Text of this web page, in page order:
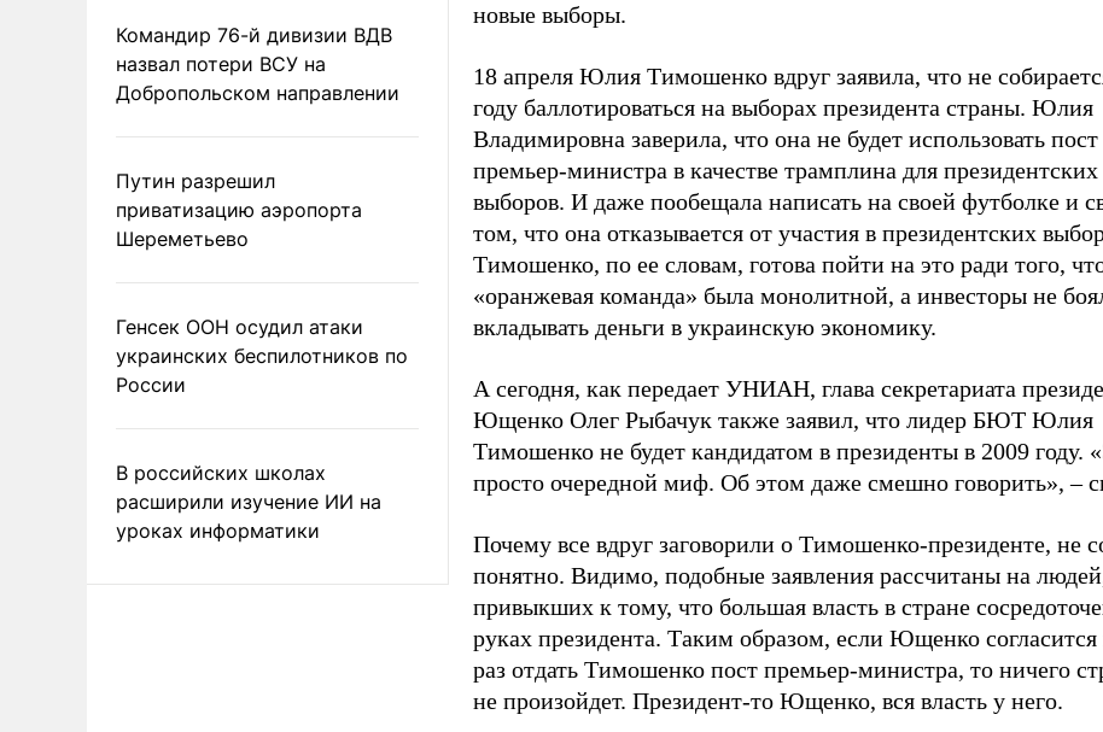
Командир 76-й дивизии ВДВ
назвал потери ВСУ на
Добропольском направлении
Путин разрешил
приватизацию аэропорта
Шереметьево
Генсек ООН осудил атаки
украинских беспилотников по
России
В российских школах
расширили изучение ИИ на
уроках информатики
новые выборы.
18 апреля Юлия Тимошенко вдруг заявила, что не
году баллотироваться на выборах президента страны. Юлия
Владимировна заверила, что она не будет использовать пост
премьер-министра в качестве трамплина для президентских
выборов. И даже пообещала написать на своей футболке и
том, что она отказывается от участия в президентских
Тимошенко, по ее словам, готова пойти на это ради того,
«оранжевая команда» была монолитной, а инвесторы не
вкладывать деньги в украинскую экономику.
А сегодня, как передает УНИАН, глава секретариата
Ющенко Олег Рыбачук также заявил, что лидер БЮТ Юлия
Тимошенко не будет кандидатом в президенты в 2009 году.
просто очередной миф. Об этом даже смешно говорить», –
Почему все вдруг заговорили о Тимошенко-президенте, не
понятно. Видимо, подобные заявления рассчитаны на
привыкших к тому, что большая власть в стране
руках президента. Таким образом, если Ющенко согласится
раз отдать Тимошенко пост премьер-министра, то ничего
не произойдет. Президент-то Ющенко, вся власть у него.